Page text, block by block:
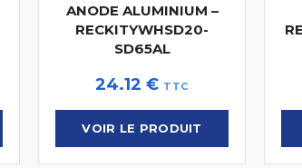
ANODE ALUMINIUM –
RECKITYWHSD20-
SD65AL
24.12€ TTC
VOIR LE PRODUIT